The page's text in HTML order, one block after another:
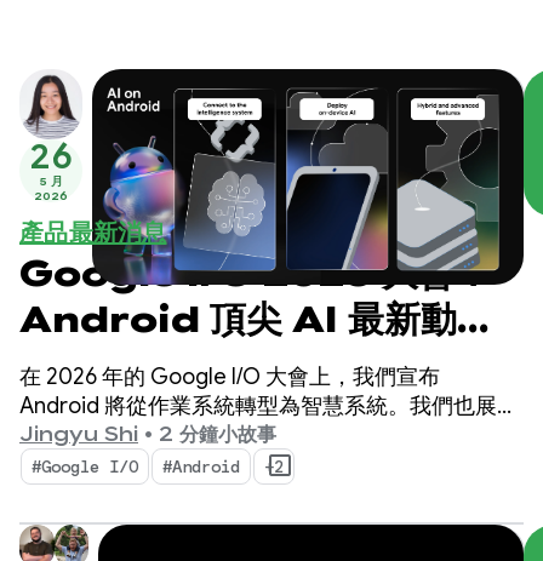
26
5 月
2026
產品最新消息
Google I/O 2026 大會：
Android 頂尖 AI 最新動
態，打造智慧體驗
在 2026 年的 Google I/O 大會上，我們宣布
Android 將從作業系統轉型為智慧系統。我們也展示
了如何使用系統原生建構智慧體驗，以及如何將
Google AI 的強大功能帶入應用程式。
Jingyu Shi • 2 分鐘小故事
#Google I/O #Android +2